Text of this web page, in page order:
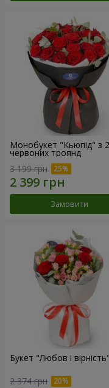
Монобукет "Кьюпід" з
червоних троянд
3 199 грн
Замовити
Букет "Любов і вірність"
2 374 грн